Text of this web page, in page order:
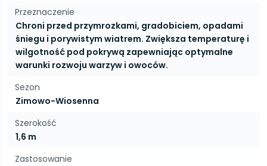
Przeznaczenie
Chroni przed przymrozkami, gradobiciem, opadami
śniegu i porywistym wiatrem. Zwiększa temperaturę i
wilgotność pod pokrywą zapewniając optymalne
warunki rozwoju warzyw i owoców.
Sezon
Zimowo-Wiosenna
Szerokość
1,6 m
Zastosowanie